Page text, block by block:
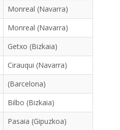
Monreal (Navarra)
Monreal (Navarra)
Getxo (Bizkaia)
Cirauqui (Navarra)
(Barcelona)
Bilbo (Bizkaia)
Pasaia (Gipuzkoa)